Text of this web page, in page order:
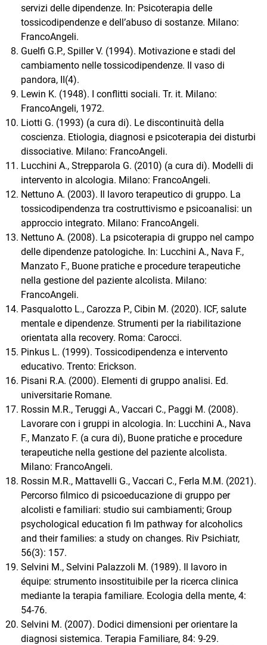
servizi delle dipendenze. In: Psicoterapia delle
tossicodipendenze e dell’abuso di sostanze. Milano:
FrancoAngeli.
Guelfi G.P., Spiller V. (1994). Motivazione e stadi del
cambiamento nelle tossicodipendenze. Il vaso di
pandora, II(4).
Lewin K. (1948). I conflitti sociali. Tr. it. Milano:
FrancoAngeli, 1972.
Liotti G. (1993) (a cura di). Le discontinuità della
coscienza. Etiologia, diagnosi e psicoterapia dei disturbi
dissociative. Milano: FrancoAngeli.
Lucchini A., Strepparola G. (2010) (a cura di). Modelli di
intervento in alcologia. Milano: FrancoAngeli.
Nettuno A. (2003). Il lavoro terapeutico di gruppo. La
tossicodipendenza tra costruttivismo e psicoanalisi: un
approccio integrato. Milano: FrancoAngeli.
Nettuno A. (2008). La psicoterapia di gruppo nel campo
delle dipendenze patologiche. In: Lucchini A., Nava F.,
Manzato F., Buone pratiche e procedure terapeutiche
nella gestione del paziente alcolista. Milano:
FrancoAngeli.
Pasqualotto L., Carozza P., Cibin M. (2020). ICF, salute
mentale e dipendenze. Strumenti per la riabilitazione
orientata alla recovery. Roma: Carocci.
Pinkus L. (1999). Tossicodipendenza e intervento
educativo. Trento: Erickson.
Pisani R.A. (2000). Elementi di gruppo analisi. Ed.
universitarie Romane.
Rossin M.R., Teruggi A., Vaccari C., Paggi M. (2008).
Lavorare con i gruppi in alcologia. In: Lucchini A., Nava
F., Manzato F. (a cura di), Buone pratiche e procedure
terapeutiche nella gestione del paziente alcolista.
Milano: FrancoAngeli.
Rossin M.R., Mattavelli G., Vaccari C., Ferla M.M. (2021).
Percorso filmico di psicoeducazione di gruppo per
alcolisti e familiari: studio sui cambiamenti; Group
psychological education fi lm pathway for alcoholics
and their families: a study on changes. Riv Psichiatr,
56(3): 157.
Selvini M., Selvini Palazzoli M. (1989). Il lavoro in
équipe: strumento insostituibile per la ricerca clinica
mediante la terapia familiare. Ecologia della mente, 4:
54-76.
Selvini M. (2007). Dodici dimensioni per orientare la
diagnosi sistemica. Terapia Familiare, 84: 9-29.